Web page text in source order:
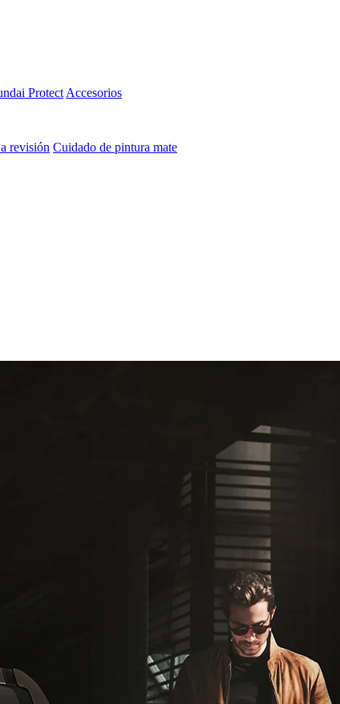
Protect Accesorios
revisión Cuidado de pintura mate⁠